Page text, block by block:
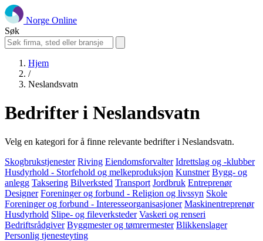
Norge Online
Søk
Hjem
/
Neslandsvatn
Bedrifter i Neslandsvatn
Velg en kategori for å finne relevante bedrifter i Neslandsvatn.
Skogbrukstjenester Riving Eiendomsforvalter Idrettslag og -klubber
Husdyrhold - Storfehold og melkeproduksjon Kunstner Bygg- og
anlegg Taksering Bilverksted Transport Jordbruk Entreprenør
Designer Foreninger og forbund - Religion og livssyn Skole
Foreninger og forbund - Interesseorganisasjoner Maskinentreprenør
Husdyrhold Slipe- og fileverksteder Vaskeri og renseri
Bedriftsrådgiver Byggmester og tømrermester Blikkenslager
Personlig tjenesteyting